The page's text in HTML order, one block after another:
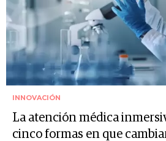
INNOVACIÓN
La atención médica
cinco formas en que